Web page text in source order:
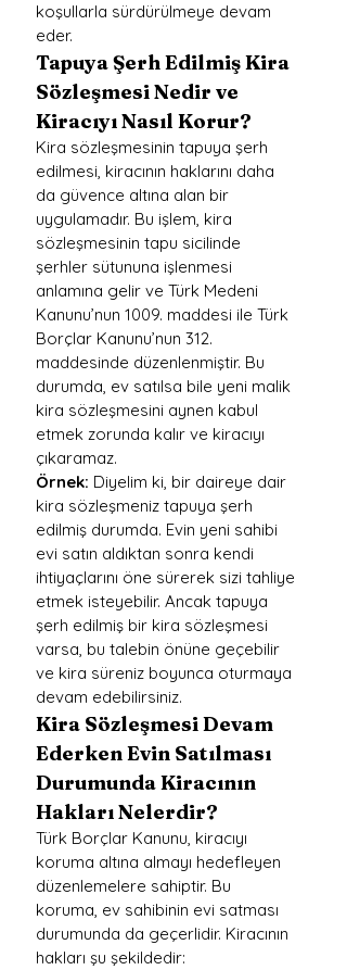
koşullarla sürdürülmeye devam
eder.
Tapuya Şerh Edilmiş Kira
Sözleşmesi Nedir ve
Kiracıyı Nasıl Korur?
Kira sözleşmesinin tapuya şerh
edilmesi, kiracının haklarını daha
da güvence altına alan bir
uygulamadır. Bu işlem, kira
sözleşmesinin tapu sicilinde
şerhler sütununa işlenmesi
anlamına gelir ve Türk Medeni
Kanunu’nun 1009. maddesi ile Türk
Borçlar Kanunu’nun 312.
maddesinde düzenlenmiştir. Bu
durumda, ev satılsa bile yeni malik
kira sözleşmesini aynen kabul
etmek zorunda kalır ve kiracıyı
çıkaramaz.
Örnek: Diyelim ki, bir daireye dair
kira sözleşmeniz tapuya şerh
edilmiş durumda. Evin yeni sahibi
evi satın aldıktan sonra kendi
ihtiyaçlarını öne sürerek sizi tahliye
etmek isteyebilir. Ancak tapuya
şerh edilmiş bir kira sözleşmesi
varsa, bu talebin önüne geçebilir
ve kira süreniz boyunca oturmaya
devam edebilirsiniz.
Kira Sözleşmesi Devam
Ederken Evin Satılması
Durumunda Kiracının
Hakları Nelerdir?
Türk Borçlar Kanunu, kiracıyı
koruma altına almayı hedefleyen
düzenlemelere sahiptir. Bu
koruma, ev sahibinin evi satması
durumunda da geçerlidir. Kiracının
hakları şu şekildedir: